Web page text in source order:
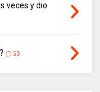
veces y dio
53